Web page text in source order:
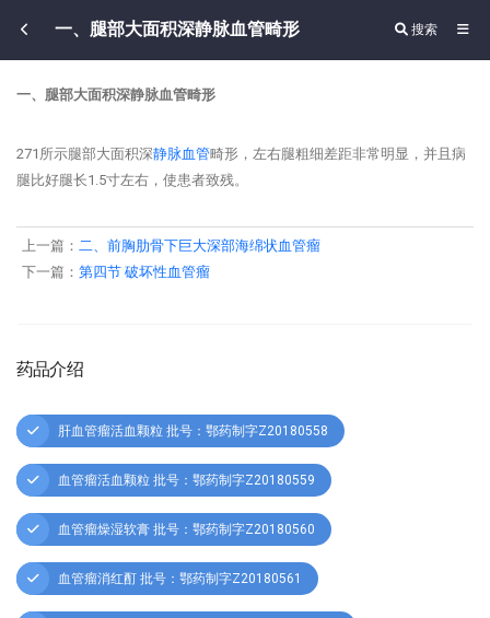
一、腿部大面积深静脉血管畸形 搜索
一、腿部大面积深静脉血管畸形
271所示腿部大面积深静脉血管畸形，左右腿粗细差距非常明显，并且病
腿比好腿长1.5寸左右，使患者致残。
上一篇： 二、前胸肋骨下巨大深部海绵状血管瘤
下一篇： 第四节 破坏性血管瘤
药品介绍
肝血管瘤活血颗粒 批号：鄂药制字Z20180558
血管瘤活血颗粒 批号：鄂药制字Z20180559
血管瘤燥湿软膏 批号：鄂药制字Z20180560
血管瘤消红酊 批号：鄂药制字Z20180561